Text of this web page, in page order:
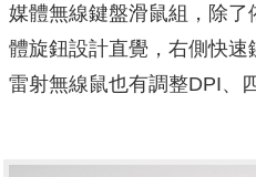
媒體無線鍵盤滑鼠組，除
體旋鈕設計直覺，右側快
雷射無線鼠也有調整DPI、